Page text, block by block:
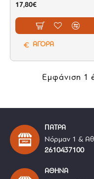
17,80€
ΑΓΟΡΑ
Εμφάνιση 1
ΠΑΤΡΑ
Νόρμαν 1 &
2610437100
ΑΘΗΝΑ